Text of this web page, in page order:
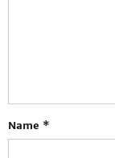
Name *